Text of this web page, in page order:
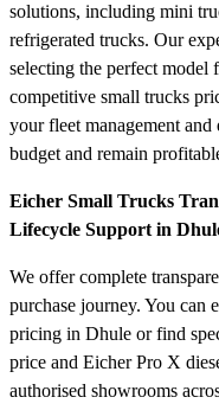
solutions, including mini
refrigerated trucks. Our
selecting the perfect model
competitive small trucks
your fleet management
budget and remain
Eicher Small Trucks
Lifecycle Support in
We offer complete
purchase journey. You can
pricing in Dhule or find
price and Eicher Pro X
authorised showrooms